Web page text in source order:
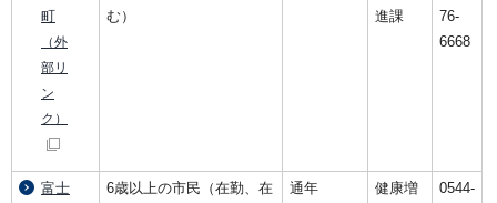
町
（外
部リ
ン
ク）
む）
進課
76-
6668
富士
6歳以上の市民（在勤、在
通年
健康増
0544-